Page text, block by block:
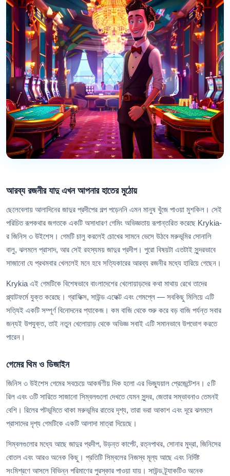
আরব্য রজনীর যাদু এখন আপনার হাতের মুঠোয়
ছেলেবেলায় আলাদিনের জাদুর প্রদীপের গল্প পড়েননি এমন মানুষ খুঁজে পাওয়া মুশকিল। সেই
পরিচিত রূপকথার জগতকে একটি অসাধারণ গেমিং অভিজ্ঞতায় রূপান্তরিত করেছে Krykia-
র জিনিস ৩ উইশেস। গেমটি চালু করলেই চোখের সামনে ভেসে উঠবে মরুভূমির সোনালি
বালু, ঝলমলে প্রাসাদ, আর সেই রহস্যময় জাদুর প্রদীপ। পুরো বিষয়টা এতটাই সুন্দরভাবে
সাজানো যে প্রথমবার খেললেই মনে হবে সত্যিকারের আরব্য রজনীর মধ্যে হারিয়ে গেছেন।
Krykia এই গেমটিকে বিশেষভাবে বাংলাদেশের খেলোয়াড়দের কথা মাথায় রেখে তাদের
প্ল্যাটফর্মে যুক্ত করেছে। গ্রাফিক্স, সাউন্ড এফেক্ট এবং গেমপ্লে — সবকিছু মিলিয়ে এটি
সত্যিই একটি সম্পূর্ণ বিনোদনের প্যাকেজ। কম বাজি থেকে শুরু করে বড় বাজি পর্যন্ত সবার
জন্যই উপযুক্ত, তাই নতুন খেলোয়াড় থেকে অভিজ্ঞ সবাই এটি সমানভাবে উপভোগ করতে
পারেন।
গেমের থিম ও ডিজাইন
জিনিস ৩ উইশেস গেমের সবচেয়ে আকর্ষণীয় দিক হলো এর ভিজ্যুয়াল প্রেজেন্টেশন। ৫টি
রিল এবং ৩টি সারিতে সাজানো সিম্বলগুলো দেখতে যেমন সুন্দর, জেতার সম্ভাবনাও তেমনই
বেশি। রিলের পটভূমিতে থাকা মরুভূমির রাতের দৃশ্য, তারা ভরা আকাশ এবং দূরে ঝলমলে
প্রাসাদের দৃশ্য গেমটিকে একটি আলাদা মাত্রা দিয়েছে।
সিম্বলগুলোর মধ্যে আছে জাদুর প্রদীপ, উড়ন্ত কার্পেট, রত্নপাথর, সোনার মুদ্রা, জিনিসের
বোতল এবং আরও অনেক কিছু। প্রতিটি সিম্বলের নিজস্ব মূল্য আছে এবং নির্দিষ্ট
সংমিশ্রণে আসলে বিভিন্ন পরিমাণের পুরস্কার পাওয়া যায়। সাউন্ড ট্র্যাকটিও অনেক